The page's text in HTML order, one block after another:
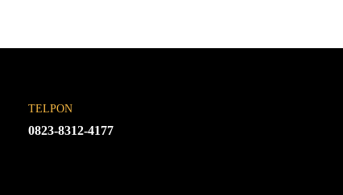
TELPON
0823-8312-4177